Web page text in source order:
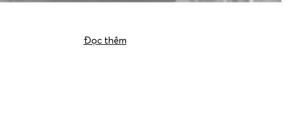
Đọc thêm